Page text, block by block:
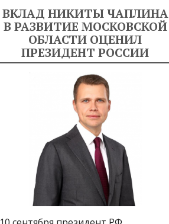
ВКЛАД НИКИТЫ ЧАПЛИНА
В РАЗВИТИЕ МОСКОВСКОЙ
ОБЛАСТИ ОЦЕНИЛ
ПРЕЗИДЕНТ РОССИИ